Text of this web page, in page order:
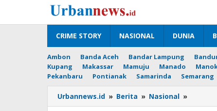
konten
CRIME STORY NASIONAL DUNIA
Ambon Banda Aceh Bandar Lampung
Kupang
Makassar Mamuju Manado
Pekanbaru
Pontianak Samarinda Semarang
Urbannews.id » Berita » Nasional »
2025: